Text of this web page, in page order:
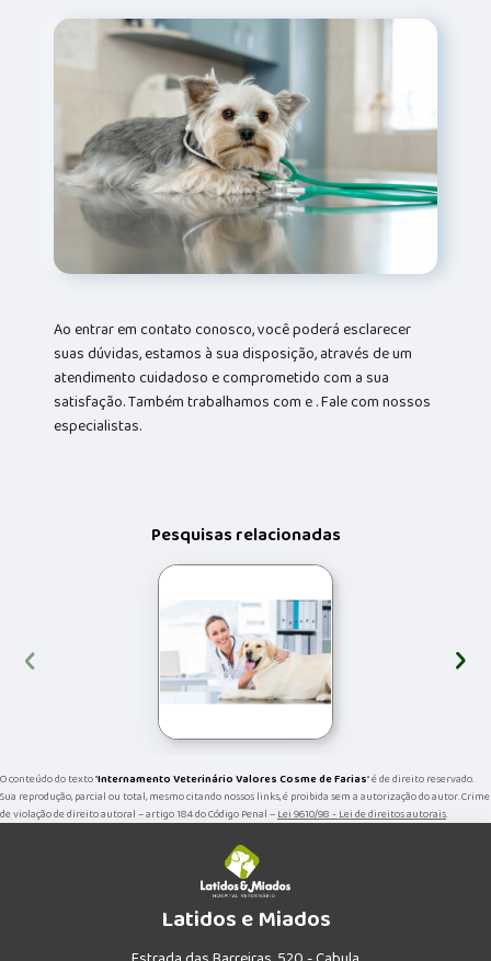
Ao entrar em contato conosco, você poderá esclarecer
suas dúvidas, estamos à sua disposição, através de um
atendimento cuidadoso e comprometido com a sua
satisfação. Também trabalhamos com e . Fale com nossos
especialistas.
Pesquisas relacionadas
‹ ›
O conteúdo do texto "Internamento Veterinário Valores Cosme de Farias" é de direito reservado.
Sua reprodução, parcial ou total, mesmo citando nossos links, é proibida sem a autorização do autor. Crime
de violação de direito autoral – artigo 184 do Código Penal –Lei 9610/98 - Lei de direitos autorais.
Latidos e Miados